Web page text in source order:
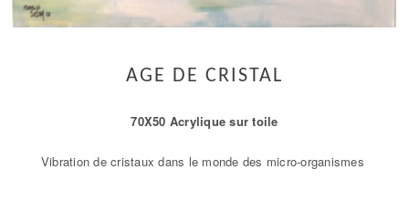
AGE DE CRISTAL
70X50 Acrylique sur toile
Vibration de cristaux dans le monde des micro-organismes